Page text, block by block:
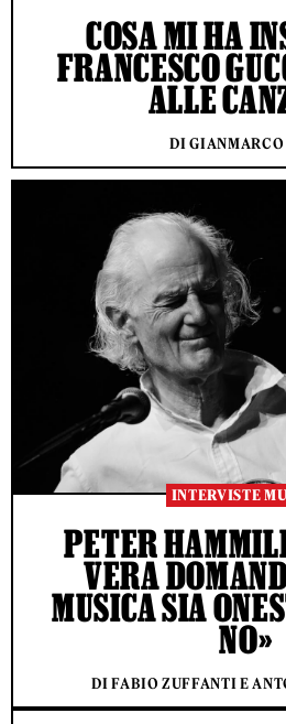
COSA MI HA
FRANCESCO
ALLE
DI
INTERVISTE
PETER
VERA
MUSICA SIA
NO»
DI FABIO ZUFFANTI E